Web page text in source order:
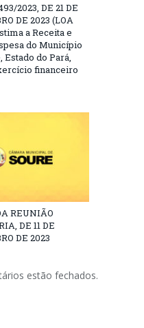
2023, DE 21 DE
DE 2023 (LOA
a Receita e
do Município
Estado do Pará,
financeiro
REUNIÃO
DE 11 DE
DE 2023
estão fechados.